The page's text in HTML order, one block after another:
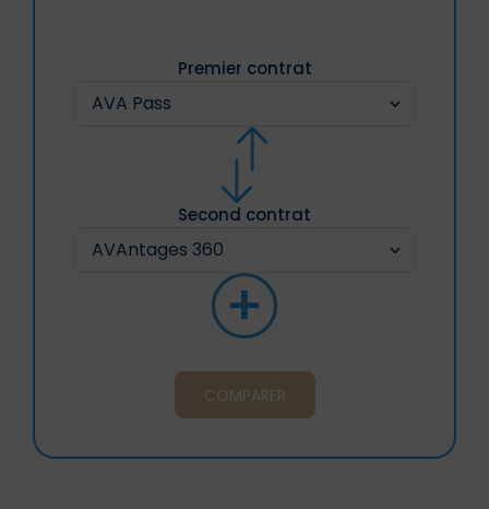
Premier contrat
Second contrat
+
COMPARER